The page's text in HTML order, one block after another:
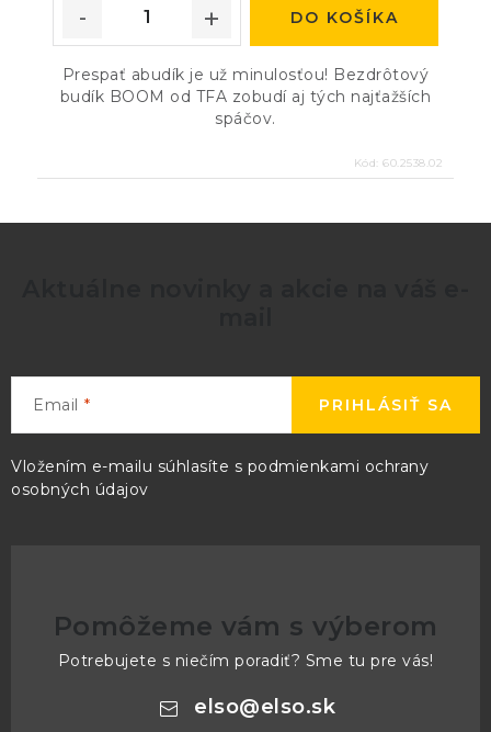
DO KOŠÍKA
Prespať abudík je už minulosťou! Bezdrôtový
budík BOOM od TFA zobudí aj tých najťažších
spáčov.
Kód: 60.2538.02
Email
Vložením e-mailu súhlasíte s podmienkami ochrany
osobných údajov
PRIHLÁSIŤ SA
Pomôžeme vám s výberom
Potrebujete s niečím poradiť? Sme tu pre vás!
elso@elso.sk